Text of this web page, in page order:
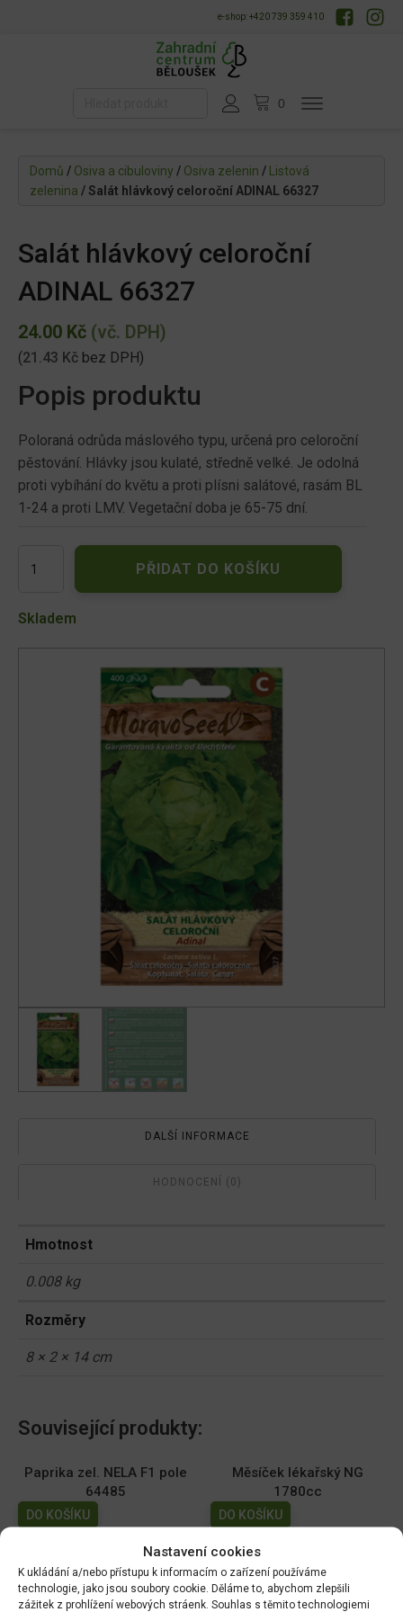
Nastavení cookies
K ukládání a/nebo přístupu k informacím o zařízení používáme
technologie, jako jsou soubory cookie. Děláme to, abychom zlepšili
zážitek z prohlížení webových stráenk. Souhlas s těmito technologiemi
e-shop: +420 739 359 410
Domů / Osiva a cibuloviny / Osiva zelenin / Listová
zelenina / Salát hlávkový celoroční ADINAL 66327
Salát hlávkový celoroční
ADINAL 66327
24.00 Kč (vč. DPH)
(21.43 Kč bez DPH)
Popis produktu
Poloraná odrůda máslového typu, určená pro celoroční
pěstování. Hlávky jsou kulaté, středně velké. Je odolná
proti vybíhání do květu a proti plísni salátové, rasám BL
1-24 a proti LMV. Vegetační doba je 65-75 dní.
hlávkový
ADINAL
PŘIDAT DO KOŠÍKU
Skladem
DALŠÍ INFORMACE
HODNOCENÍ (0)
Hmotnost
0.008 kg
Rozměry
8 × 2 × 14 cm
Související produkty:
Paprika zel. NELA F1 pole
64485
DO KOŠÍKU
Měsíček lékařský NG
1780cc
DO KOŠÍKU
Dobrá semena - Kiwano -
africká okurka 10s 2257
Dobrá semena - Sója
Edamame - Chiba Green